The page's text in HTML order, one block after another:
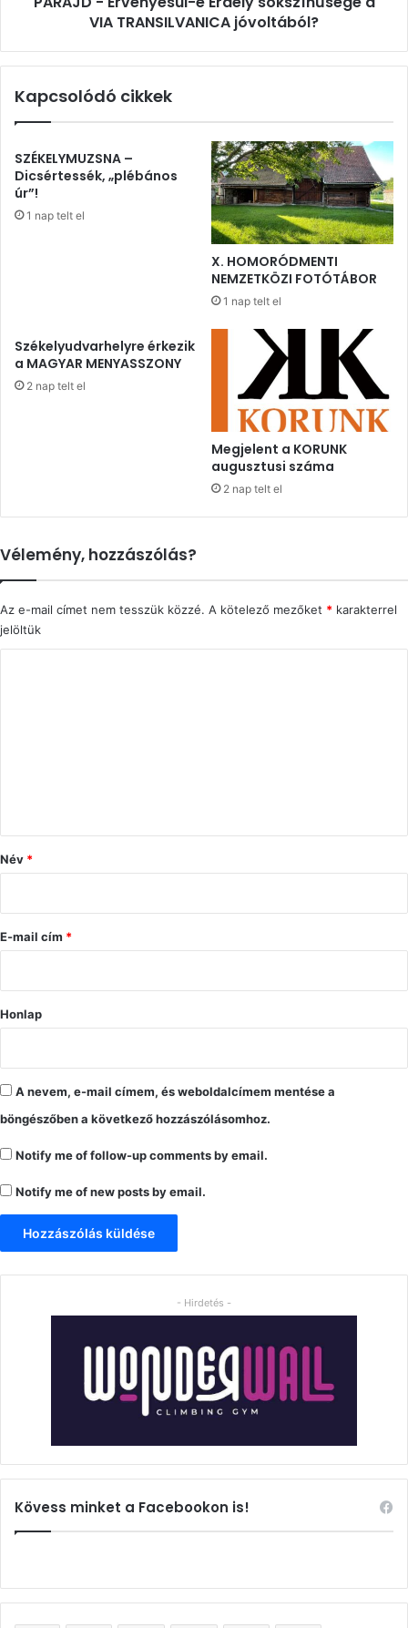
VIA TRANSILVANICA jóvoltából?
Kapcsolódó cikkek
SZÉKELYMUZSNA –
Dicsértessék, „plébános
úr”!
1 nap telt el
X. HOMORÓDMENTI
NEMZETKÖZI FOTÓTÁBOR
1 nap telt el
Székelyudvarhelyre érkezik
a MAGYAR MENYASSZONY
2 nap telt el
Megjelent a KORUNK
augusztusi száma
2 nap telt el
Vélemény, hozzászólás?
Az e-mail címet nem tesszük közzé. A kötelező mezőket * karakterrel
jelöltük
ó
s
Név *
E-mail cím *
Honlap
A nevem, e-mail címem, és weboldalcímem mentése a
böngészőben a következő hozzászólásomhoz.
Notify me of follow-up comments by email.
Notify me of new posts by email.
- Hirdetés -
Kövess minket a Facebookon is!